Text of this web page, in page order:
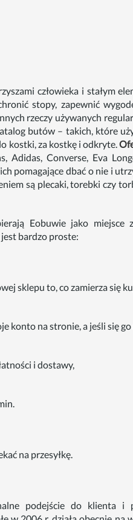
człowieka i stałym
stopy, zapewnić
rzeczy używanych
butów – takich, które
kostki, za kostkę i odkryte.
Adidas, Converse, Eva
pomagające dbać o nie i
są plecaki, torebki czy
Eobuwie jako miejsce
jest bardzo proste:
sklepu to, co zamierza się
konto na stronie, a jeśli się
i dostawy,
na przesyłkę.
podejście do klienta i